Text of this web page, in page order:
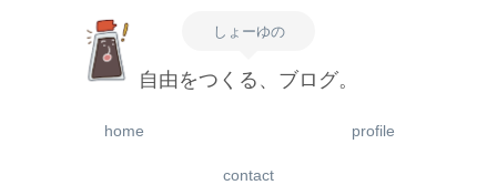
しょーゆの
自由をつくる、ブログ。
home profile
contact